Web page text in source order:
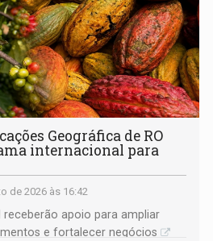
Geográfica de RO
internacional para
de 2026 às 16:42
receberão apoio para ampliar
e fortalecer negócios